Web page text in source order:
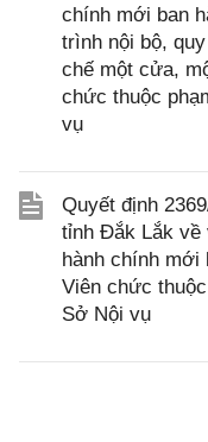
chính mới ban
trình nội bộ,
chế một cửa,
chức thuộc
vụ
Quyết định
tỉnh Đắk Lắk về
hành chính mới
Viên chức
Sở Nội vụ